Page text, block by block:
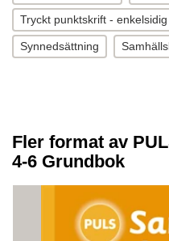
Tryckt punktskrift - enkelsidig
Synnedsättning
Fler format av
4-6 Grundbok